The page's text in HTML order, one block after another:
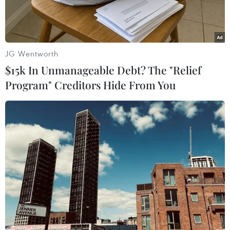
không.
Trận đấu ra quân của Mỹ không có sự xuất hiện của Tổng thống
Donald Trump. (Ảnh: AFP/TTXVN)
Tổng thống Mỹ Donald Trump đã không xuất
hiện tại sân vận động SoFi ở Los Angeles trong
JG Wentworth
$15k In Unmanageable Debt? The "Relief
Program" Creditors Hide From You